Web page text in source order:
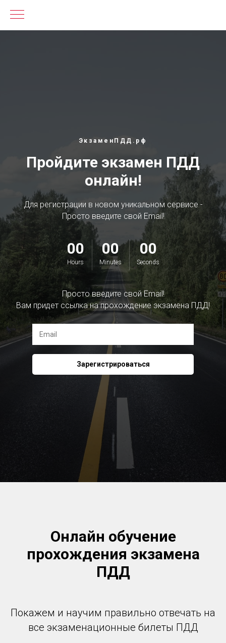
ЭкзаменПДД.рф
Пройдите экзамен ПДД
онлайн!
Для регистрации в новом уникальном сервисе -
Просто введите свой Email!
00
Hours
00
Minutes
00
Seconds
Просто введите свой Email!
Вам придет ссылка на прохождение экзамена ПДД!
Зарегистрироваться
Онлайн обучение
прохождения экзамена
ПДД
Покажем и научим правильно отвечать на
все экзаменационные билеты ПДД